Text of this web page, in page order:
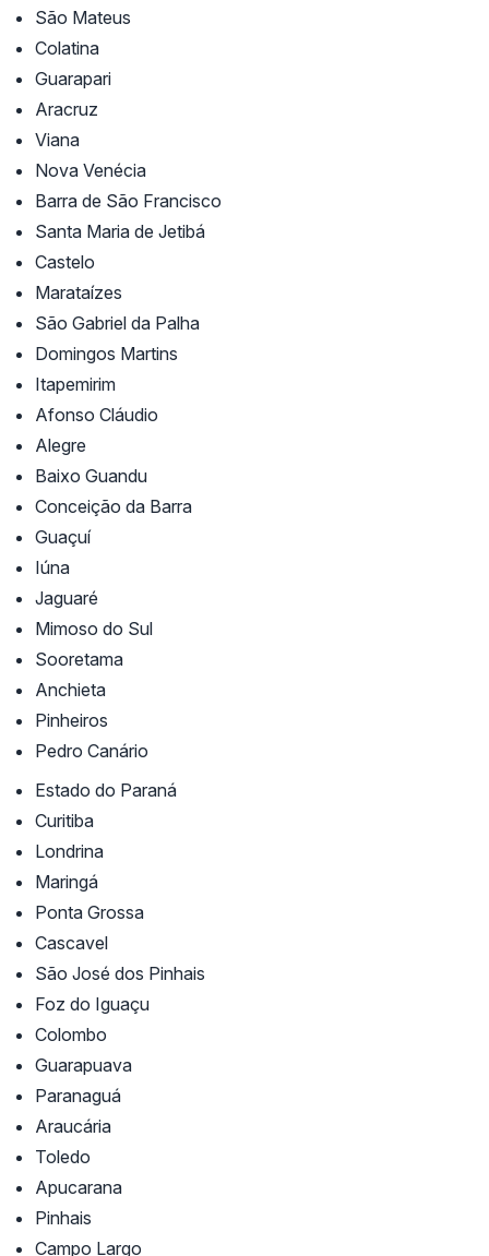
São Mateus
Colatina
Guarapari
Aracruz
Viana
Nova Venécia
Barra de São Francisco
Santa Maria de Jetibá
Castelo
Marataízes
São Gabriel da Palha
Domingos Martins
Itapemirim
Afonso Cláudio
Alegre
Baixo Guandu
Conceição da Barra
Guaçuí
Iúna
Jaguaré
Mimoso do Sul
Sooretama
Anchieta
Pinheiros
Pedro Canário
Estado do Paraná
Curitiba
Londrina
Maringá
Ponta Grossa
Cascavel
São José dos Pinhais
Foz do Iguaçu
Colombo
Guarapuava
Paranaguá
Araucária
Toledo
Apucarana
Pinhais
Campo Largo